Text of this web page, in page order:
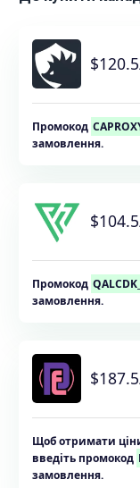
Промокод
замовлення.
Промокод
замовлення.
Щоб отримати
введіть промокод
замовлення.